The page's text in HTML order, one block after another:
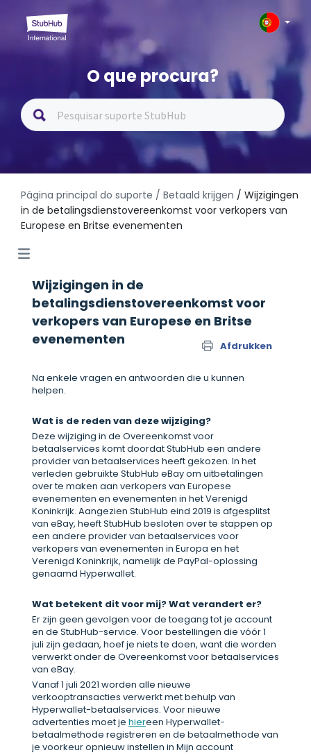
O que procura?
Página principal do suporte / Betaald krijgen / Wijzigingen
in de betalingsdienstovereenkomst voor verkopers van
Europese en Britse evenementen
Wijzigingen in de
betalingsdienstovereenkomst voor
verkopers van Europese en Britse
evenementen
Afdrukken
Na enkele vragen en antwoorden die u kunnen
helpen.
Wat is de reden van deze wijziging?
Deze wijziging in de Overeenkomst voor
betaalservices komt doordat StubHub een andere
provider van betaalservices heeft gekozen. In het
verleden gebruikte StubHub eBay om uitbetalingen
over te maken aan verkopers van Europese
evenementen en evenementen in het Verenigd
Koninkrijk. Aangezien StubHub eind 2019 is afgesplitst
van eBay, heeft StubHub besloten over te stappen op
een andere provider van betaalservices voor
verkopers van evenementen in Europa en het
Verenigd Koninkrijk, namelijk de PayPal-oplossing
genaamd Hyperwallet.
Wat betekent dit voor mij? Wat verandert er?
Er zijn geen gevolgen voor de toegang tot je account
en de StubHub-service. Voor bestellingen die vóór 1
juli zijn gedaan, hoef je niets te doen, want die worden
verwerkt onder de Overeenkomst voor betaalservices
van eBay.
Vanaf 1 juli 2021 worden alle nieuwe
verkooptransacties verwerkt met behulp van
Hyperwallet-betaalservices. Voor nieuwe
advertenties moet je hiereen Hyperwallet-
betaalmethode registreren en de betaalmethode van
je voorkeur opnieuw instellen in Mijn account